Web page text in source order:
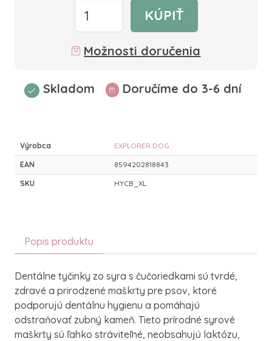
KÚPIŤ
Možnosti doručenia
Skladom Doručíme do 3-6 dní
Výrobca EXPLORER DOG
EAN 8594202818843
SKU HYCB_XL
Popis produktu
Dentálne tyčinky zo syra s čučoriedkami sú tvrdé,
zdravé a prirodzené maškrty pre psov, ktoré
podporujú dentálnu hygienu a pomáhajú
odstraňovať zubný kameň. Tieto prírodné syrové
maškrty sú ľahko stráviteľné, neobsahujú laktózu,